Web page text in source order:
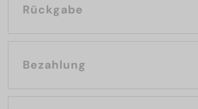
Rückgabe
Bezahlung